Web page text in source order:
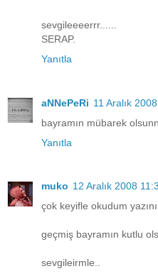
sevgileeeerrr......
SERAP.
Yanıtla
aNNePeRi 11 Aralık
bayramın mübarek
Yanıtla
muko 12 Aralık 2008
çok keyifle okudum
geçmiş bayramın kutlu
sevgileirmle..